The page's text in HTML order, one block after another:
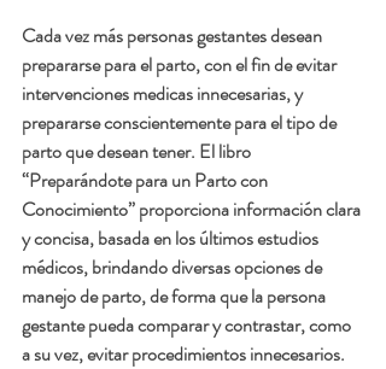
Cada vez más personas gestantes desean
prepararse para el parto, con el fin de evitar
intervenciones medicas innecesarias, y
prepararse conscientemente para el tipo de
parto que desean tener. El libro
“Preparándote para un Parto con
Conocimiento” proporciona información clara
y concisa, basada en los últimos estudios
médicos, brindando diversas opciones de
manejo de parto, de forma que la persona
gestante pueda comparar y contrastar, como
a su vez, evitar procedimientos innecesarios.